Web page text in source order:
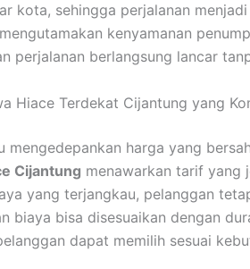
kota, sehingga perjalanan
kenyamanan
perjalanan berlangsung lancar
Hiace Terdekat Cijantung yang
mengedepankan harga yang
Cijantung menawarkan tarif yang
yang terjangkau, pelanggan
biaya bisa disesuaikan dengan
dapat memilih sesuai